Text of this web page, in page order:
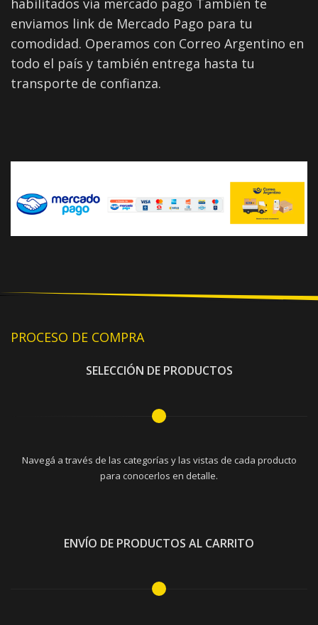
habilitados vía mercado pago También te
enviamos link de Mercado Pago para tu
comodidad. Operamos con Correo Argentino en
todo el país y también entrega hasta tu
transporte de confianza.
PROCESO DE COMPRA
SELECCIÓN DE PRODUCTOS
Navegá a través de las categorías y las vistas de cada producto
para conocerlos en detalle.
ENVÍO DE PRODUCTOS AL CARRITO